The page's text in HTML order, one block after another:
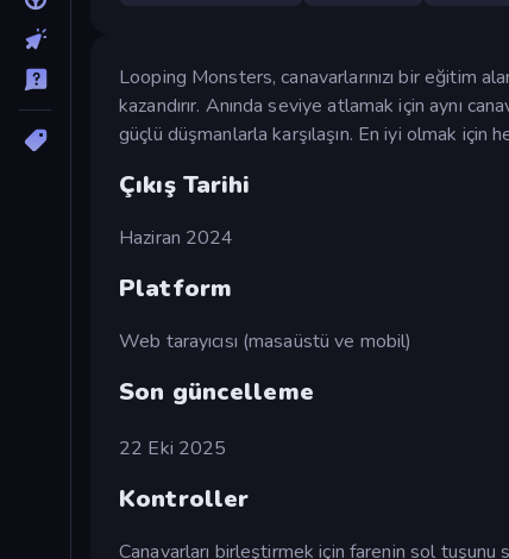
Looping Monsters, canavarlarınızı bir eğitim
kazandırır. Anında seviye atlamak için aynı
güçlü düşmanlarla karşılaşın. En iyi olmak için
Çıkış Tarihi
Haziran 2024
Platform
Web tarayıcısı (masaüstü ve mobil)
Son güncelleme
22 Eki 2025
Kontroller
Canavarları birleştirmek için farenin sol tuşunu